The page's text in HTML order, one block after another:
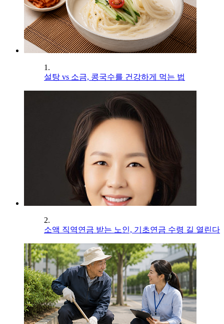
1.
설탕 vs 소금, 콩국수를 건강하게 먹는 법
2.
소액 직역연금 받는 노인, 기초연금 수령 길 열린다